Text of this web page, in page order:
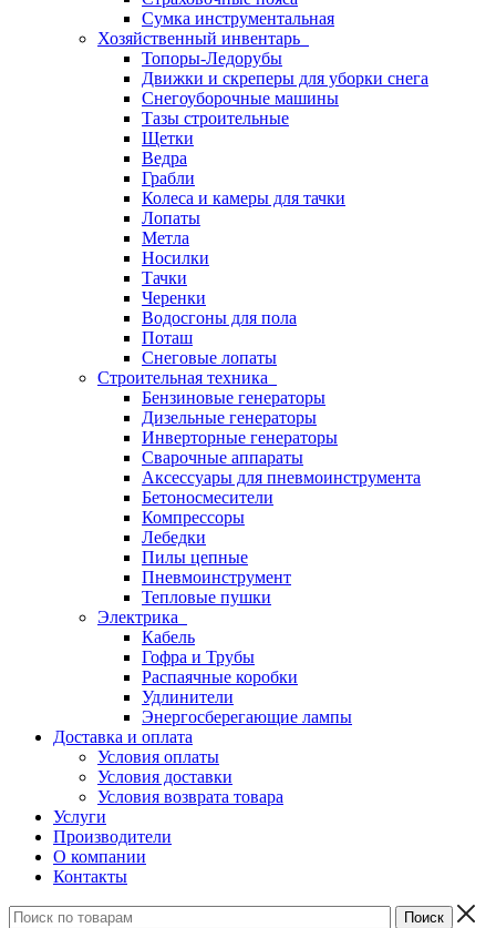
Сумка инструментальная
Хозяйственный инвентарь
Топоры-Ледорубы
Движки и скреперы для уборки снега
Снегоуборочные машины
Тазы строительные
Щетки
Ведра
Грабли
Колеса и камеры для тачки
Лопаты
Метла
Носилки
Тачки
Черенки
Водосгоны для пола
Поташ
Снеговые лопаты
Строительная техника
Бензиновые генераторы
Дизельные генераторы
Инверторные генераторы
Сварочные аппараты
Аксессуары для пневмоинструмента
Бетоносмесители
Компрессоры
Лебедки
Пилы цепные
Пневмоинструмент
Тепловые пушки
Электрика
Кабель
Гофра и Трубы
Распаячные коробки
Удлинители
Энергосберегающие лампы
Доставка и оплата
Условия оплаты
Условия доставки
Условия возврата товара
Услуги
Производители
О компании
Контакты